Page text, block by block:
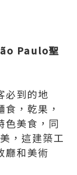
Paulo聖
必到的地
，乾果，
色美食，同
，這建築工
廳和美術